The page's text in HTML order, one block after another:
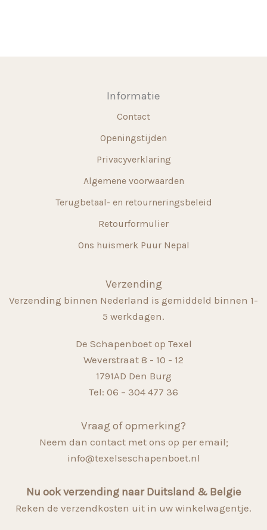
worden
op
de
Informatie
Contact
Openingstijden
Privacyverklaring
Algemene voorwaarden
Terugbetaal- en retourneringsbeleid
Retourformulier
Ons huismerk Puur Nepal
Verzending
Verzending binnen Nederland is gemiddeld binnen 1-
5 werkdagen.
De Schapenboet op Texel
Weverstraat 8 - 10 - 12
1791AD Den Burg
Tel: 06 – 304 477 36
Vraag of opmerking?
Neem dan contact met ons op per email;
info@texelseschapenboet.nl
Nu ook verzending naar Duitsland & Belgie
Reken de verzendkosten uit in uw winkelwagentje.